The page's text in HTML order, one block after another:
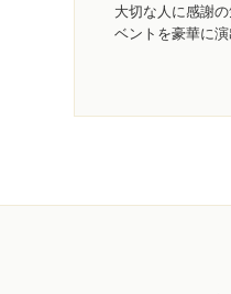
大切な人に感謝
ベントを豪華に演